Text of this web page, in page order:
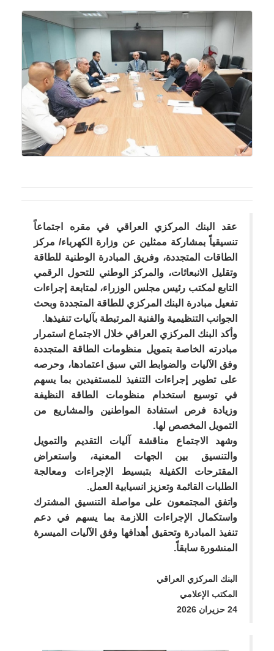
عقد البنك المركزي العراقي في مقره اجتماعاً
تنسيقياً بمشاركة ممثلين عن وزارة الكهرباء/ مركز
الطاقات المتجددة، وفريق المبادرة الوطنية للطاقة
وتقليل الانبعاثات، والمركز الوطني للتحول الرقمي
التابع لمكتب رئيس مجلس الوزراء، لمتابعة إجراءات
تفعيل مبادرة البنك المركزي للطاقة المتجددة وبحث
الجوانب التنظيمية والفنية المرتبطة بآليات تنفيذها.
وأكد البنك المركزي العراقي خلال الاجتماع استمرار
مبادرته الخاصة بتمويل منظومات الطاقة المتجددة
وفق الآليات والضوابط التي سبق اعتمادها، وحرصه
على تطوير إجراءات التنفيذ للمستفيدين بما يسهم
في توسيع استخدام منظومات الطاقة النظيفة
وزيادة فرص استفادة المواطنين والمشاريع من
التمويل المخصص لها.
وشهد الاجتماع مناقشة آليات التقديم والتمويل
والتنسيق بين الجهات المعنية، واستعراض
المقترحات الكفيلة بتبسيط الإجراءات ومعالجة
الطلبات القائمة وتعزيز انسيابية العمل.
واتفق المجتمعون على مواصلة التنسيق المشترك
واستكمال الإجراءات اللازمة بما يسهم في دعم
تنفيذ المبادرة وتحقيق أهدافها وفق الآليات الميسرة
المنشورة سابقاً.
البنك المركزي العراقي
المكتب الإعلامي
24 حزيران 2026